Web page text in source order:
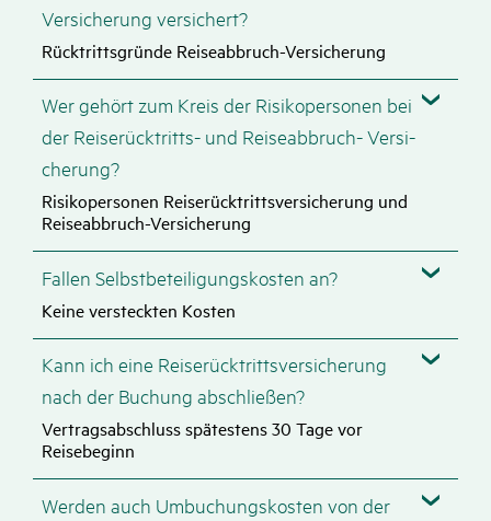
Versi­che­rung versi­chert?
Rücktrittsgründe Reiseabbruch-Versicherung
Wer gehört zum Kreis der Risi­ko­per­sonen bei
der Reise­rück­tritts- und Reise­ab­bruch­- Versi­
che­rung?
Risikopersonen Reiserücktrittsversicherung und
Reiseabbruch-Versicherung
Fallen Selbst­be­tei­li­gungs­kosten an?
Keine versteckten Kosten
Kann ich eine Reise­rück­tritts­ver­si­che­rung
nach der Buchung abschließen?
Vertragsabschluss spätestens 30 Tage vor
Reisebeginn
Werden auch Umbu­chungs­kosten von der